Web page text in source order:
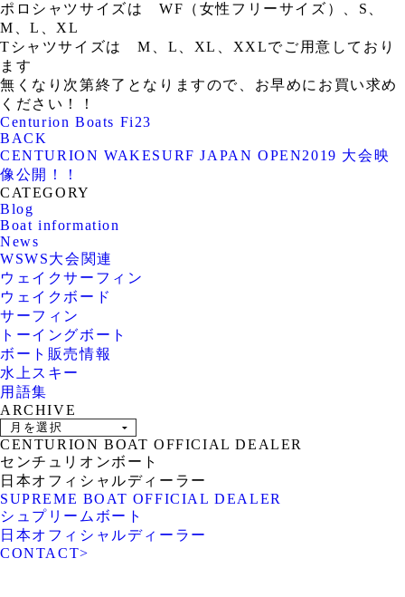
ポロシャツサイズは WF（女性フリーサイズ）、S、
M、L、XL
Tシャツサイズは M、L、XL、XXLでご用意しており
ます
無くなり次第終了となりますので、お早めにお買い求め
ください！！
Centurion Boats Fi23
BACK
CENTURION WAKESURF JAPAN OPEN2019 大会映
像公開！！
CATEGORY
Blog
Boat information
News
WSWS大会関連
ウェイクサーフィン
ウェイクボード
サーフィン
トーイングボート
ボート販売情報
水上スキー
用語集
ARCHIVE
CENTURION BOAT OFFICIAL DEALER
センチュリオンボート
日本オフィシャルディーラー
SUPREME BOAT OFFICIAL DEALER
シュプリームボート
日本オフィシャルディーラー
CONTACT>